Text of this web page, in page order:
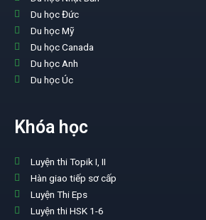
Du học Đức
Du học Mỹ
Du học Canada
Du học Anh
Du học Úc
Khóa học
Luyện thi Topik I, II
Hàn giao tiếp sơ cấp
Luyện Thi Eps
Luyện thi HSK 1-6